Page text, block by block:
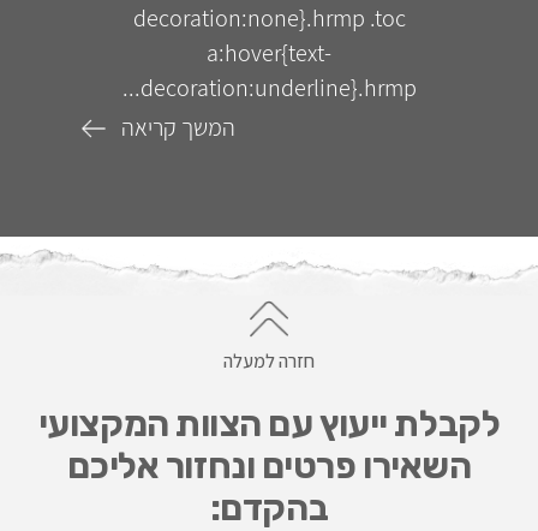
decoration:none}.hrmp .toc
a:hover{text-
decoration:underline}.hrmp...
המשך קריאה
חזרה למעלה
לקבלת ייעוץ עם הצוות המקצועי
השאירו פרטים ונחזור אליכם
בהקדם: